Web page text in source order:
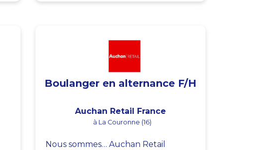
Boulanger en alternance F/H
Auchan Retail France
à La Couronne (16)
Nous sommes… Auchan Retail